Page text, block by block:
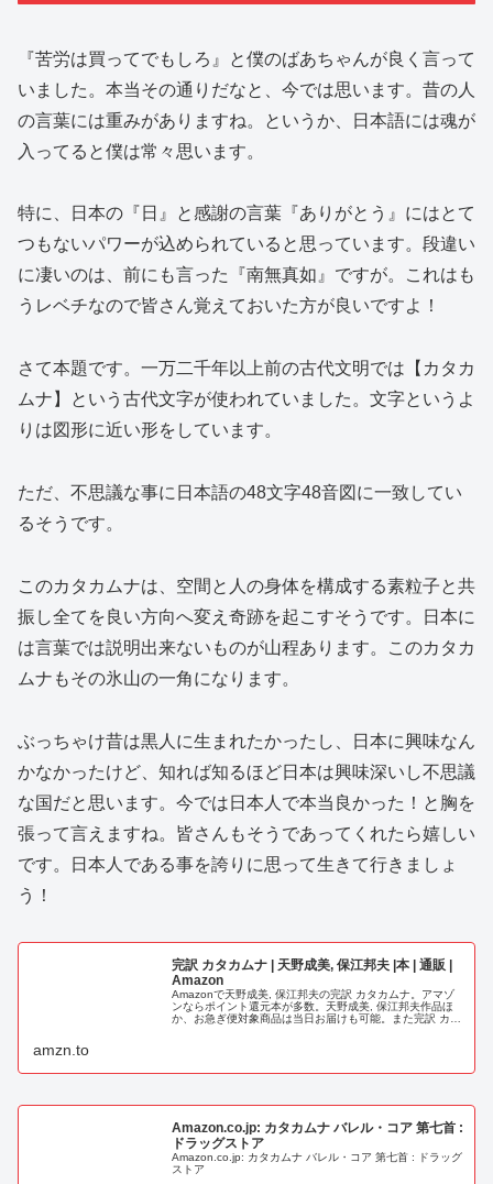
『苦労は買ってでもしろ』と僕のばあちゃんが良く言って
いました。本当その通りだなと、今では思います。昔の人
の言葉には重みがありますね。というか、日本語には魂が
入ってると僕は常々思います。
特に、日本の『日』と感謝の言葉『ありがとう』にはとて
つもないパワーが込められていると思っています。段違い
に凄いのは、前にも言った『南無真如』ですが。これはも
うレベチなので皆さん覚えておいた方が良いですよ！
さて本題です。一万二千年以上前の古代文明では【カタカ
ムナ】という古代文字が使われていました。文字というよ
りは図形に近い形をしています。
ただ、不思議な事に日本語の48文字48音図に一致してい
るそうです。
このカタカムナは、空間と人の身体を構成する素粒子と共
振し全てを良い方向へ変え奇跡を起こすそうです。日本に
は言葉では説明出来ないものが山程あります。このカタカ
ムナもその氷山の一角になります。
ぶっちゃけ昔は黒人に生まれたかったし、日本に興味なん
かなかったけど、知れば知るほど日本は興味深いし不思議
な国だと思います。今では日本人で本当良かった！と胸を
張って言えますね。皆さんもそうであってくれたら嬉しい
です。日本人である事を誇りに思って生きて行きましょ
う！
完訳 カタカムナ | 天野成美, 保江邦夫 |本 | 通販 |
Amazon
Amazonで天野成美, 保江邦夫の完訳 カタカムナ。アマゾ
ンならポイント還元本が多数。天野成美, 保江邦夫作品ほ
か、お急ぎ便対象商品は当日お届けも可能。また完訳 カタ
amzn.to
Amazon.co.jp: カタカムナ バレル・コア 第七首 :
ドラッグストア
Amazon.co.jp: カタカムナ バレル・コア 第七首 : ドラッグ
ストア